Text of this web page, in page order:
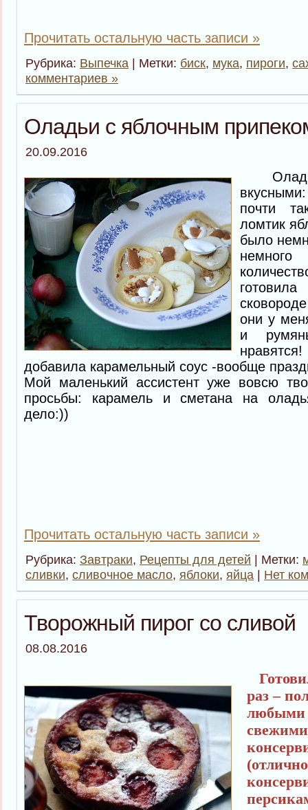
Прочитать остальную часть записи »
Рубрика: Выпечка | Метки: биск, мука, пироги,
комментариев »
Оладьи с яблочным
20.09.2016
почти
ломтик
было
немного
готовила
они у
и
добавила карамельный соус -вообще
Мой маленький ассистент уже вовсю
просьбы: карамель и сметана на
дело:))
Прочитать остальную часть записи »
Рубрика: Завтраки, Рецепты для детей | Метки:
сливки, сливочное масло, яблоки, яйца | Нет
Творожный пирог со сливой
08.08.2016
раз –
любыми